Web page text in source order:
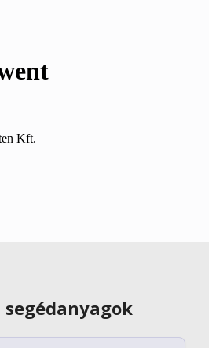
segédanyagok